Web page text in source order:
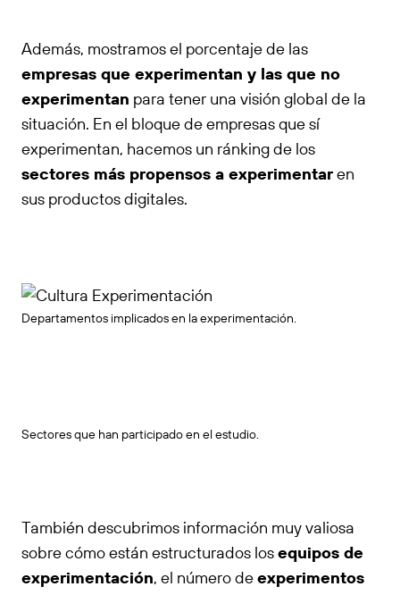
Además, mostramos el porcentaje de las
empresas que experimentan y las que no
experimentan para tener una visión global de la
situación. En el bloque de empresas que sí
experimentan, hacemos un ránking de los
sectores más propensos a experimentaren
sus productos digitales.
Departamentos implicados en la experimentación.
Sectores que han participado en el estudio.
También descubrimos información muy valiosa
sobre cómo están estructurados losequipos de
experimentación, el número deexperimentos